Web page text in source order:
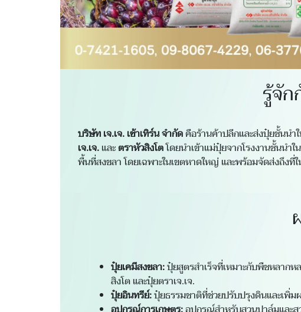
รู้จัก
บริษัท เจ.เจ. เซ้าเทิร์น จำกัดคือร้านค้าปลีกและส่งปุ๋ยชั้นนำ
เจ.เจ.และตราหัวสิงโตโดยนำเข้าแม่ปุ๋ยจากโรงงานชั้นนำ
พื้นที่สงขลา โดยเฉพาะในเขตหาดใหญ่ และพร้อมจัดส่งถึง
ปุ๋ยเคมีสงขลา:ปุ๋ยสูตรสำเร็จที่เหมาะกับพืชหลากห
สิงโต และปุ๋ยตราเจ.เจ.
ปุ๋ยอินทรีย์:ปุ๋ยธรรมชาติที่ช่วยปรับปรุงดินและเพิ่